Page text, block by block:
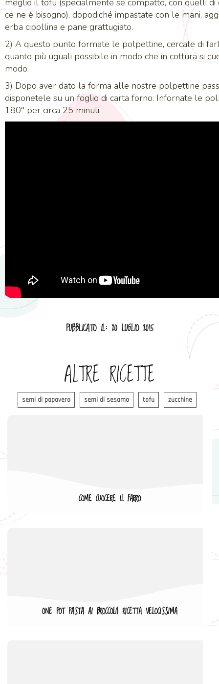
meglio il tofu (specialmente se compatto, con quelli di
ce ne è bisogno), dopodiché impastate con le mani,
erba cipollina e pane grattugiato.
2) A questo punto formate le polpettine, cercate di
quanto più uguali possibile in modo che in cottura si
modo.
3) Dopo aver dato la forma alle nostre polpettine
disponetele su un foglio di carta forno. Infornate le
180° per circa 25 minuti.
PUBBLICATO IL: 20 LUGLIO 2015
ALTRE RICETTE
semi di papavero semi di sesamo tofu zucchine
COME CUOCERE IL FARRO
ONE POT PASTA AI BROCCOLI| RICETTA VELOCISSIMA